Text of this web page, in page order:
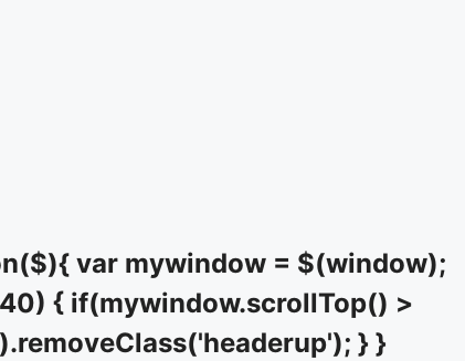
var mywindow = $(window);
{ if(mywindow.scrollTop() >
} }